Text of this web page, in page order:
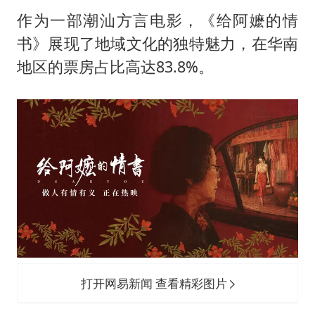
作为一部潮汕方言电影，《给阿嬷的情
书》展现了地域文化的独特魅力，在华南
地区的票房占比高达83.8%。
打开网易新闻 查看精彩图片